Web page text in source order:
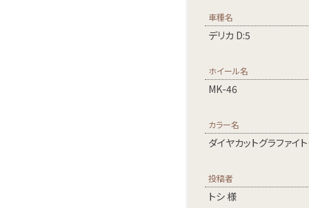
車種名
デリカ D:5
ホイール名
MK-46
カラー名
ダイヤカットグラファイ
投稿者
トシ 様